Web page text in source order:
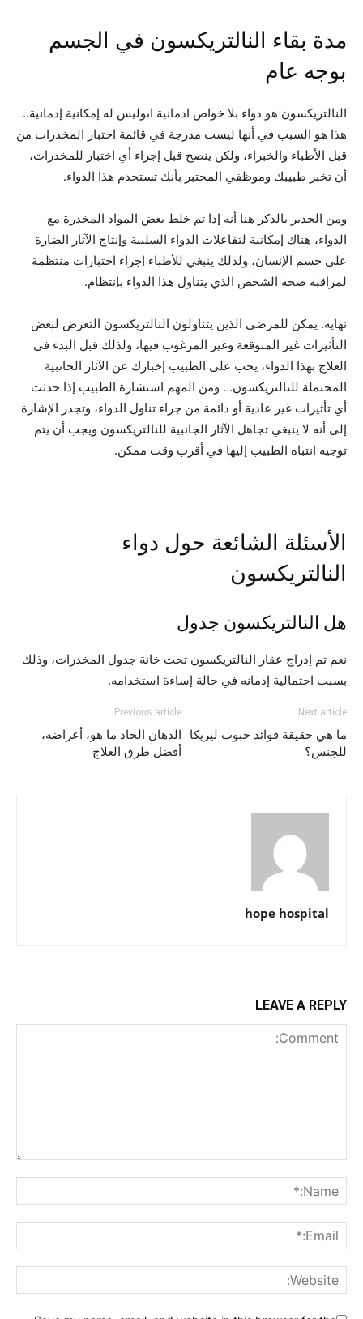
مدة بقاء النالتريكسون في الجسم
بوجه عام
النالتريكسون هو دواء بلا خواص ادمانية اىوليس له إمكانية إدمانية..
هذا هو السبب في أنها ليست مدرجة في قائمة اختبار المخدرات من
قبل الأطباء والخبراء، ولكن ينصح قبل إجراء أي اختبار للمخدرات،
أن تخبر طبيبك وموظفي المختبر بأنك تستخدم هذا الدواء.
ومن الجدير بالذكر هنا أنه إذا تم خلط بعض المواد المخدرة مع
الدواء، هناك إمكانية لتفاعلات الدواء السلبية وإنتاج الآثار الضارة
على جسم الإنسان، ولذلك ينبغي للأطباء إجراء اختبارات منتظمة
لمراقبة صحة الشخص الذي يتناول هذا الدواء بإنتظام.
نهاية. يمكن للمرضى الذين يتناولون النالتريكسون التعرض لبعض
التأثيرات غير المتوقعة وغير المرغوب فيها، ولذلك قبل البدء في
العلاج بهذا الدواء، يجب على الطبيب إخبارك عن الآثار الجانبية
المحتملة للنالتريكسون… ومن المهم استشارة الطبيب إذا حدثت
أي تأثيرات غير عادية أو دائمة من جراء تناول الدواء، وتجدر الإشارة
إلى أنه لا ينبغي تجاهل الآثار الجانبية للنالتريكسون ويجب أن يتم
توجيه انتباه الطبيب إليها في أقرب وقت ممكن.
الأسئلة الشائعة حول دواء
النالتريكسون
هل النالتريكسون جدول
نعم تم إدراج عقار النالتريكسون تحت خانة جدول المخدرات، وذلك
بسبب احتمالية إدمانه في حالة إساءة استخدامه.
Previous article
الذهان الحاد ما هو، أعراضه،
أفضل طرق العلاج
Next article
ما هي حقيقة فوائد حبوب ليريكا
للجنس؟
hope hospital
LEAVE A REPLY